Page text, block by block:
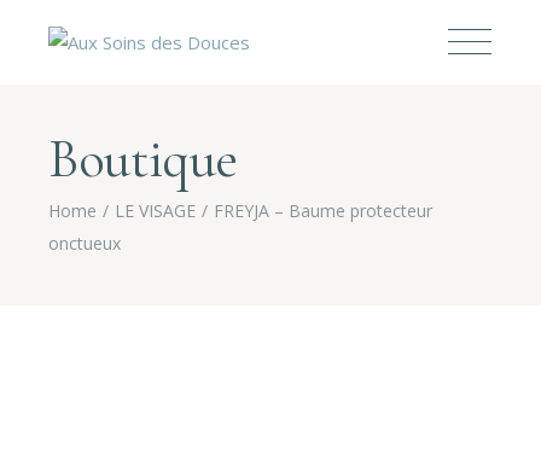
Boutique
Home LE VISAGE
FREYJA – Baume protecteur
onctueux